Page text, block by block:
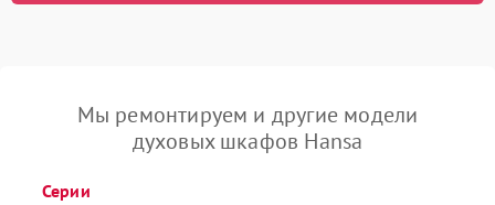
Мы ремонтируем и другие модели
духовых шкафов Hansa
Серии